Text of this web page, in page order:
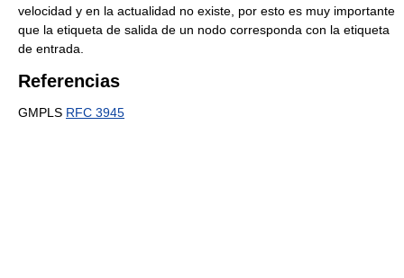
velocidad y en la actualidad no existe, por esto es muy importante
que la etiqueta de salida de un nodo corresponda con la etiqueta
de entrada.
Referencias
GMPLS RFC 3945